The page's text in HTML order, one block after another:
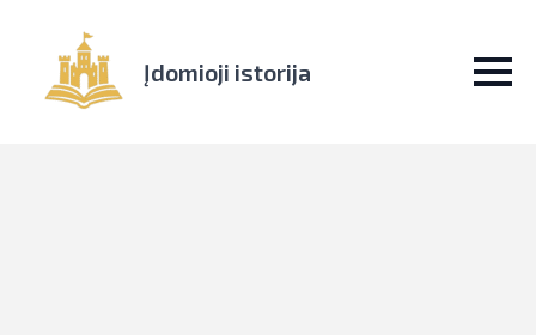
Įdomioji istorija